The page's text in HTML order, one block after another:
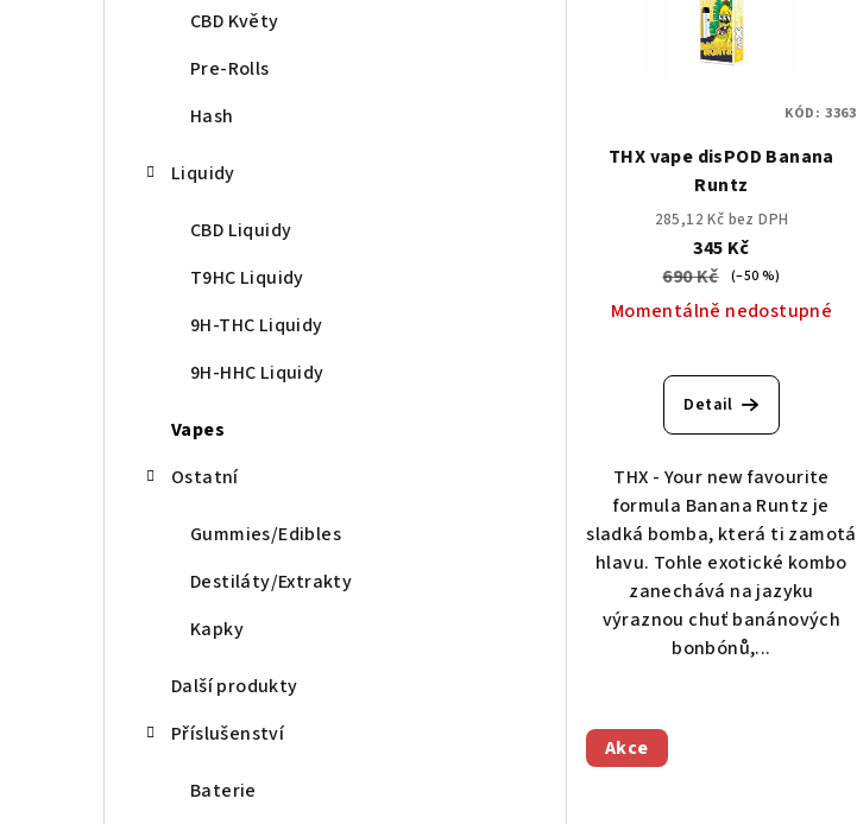
CBD Květy
Pre-Rolls
Hash
Liquidy
CBD Liquidy
T9HC Liquidy
9H-THC Liquidy
9H-HHC Liquidy
Vapes
Ostatní
Gummies/Edibles
Destiláty/Extrakty
Kapky
Další produkty
Příslušenství
Baterie
THX vape disPOD Banana
Runtz
285,12 Kč bez DPH
345 Kč
690 Kč
(–50 %)
Momentálně nedostupné
Detail
THX - Your new favourite
formula Banana Runtz je
sladká bomba, která ti zamotá
hlavu. Tohle exotické kombo
zanechává na jazyku
výraznou chuť banánových
bonbónů,...
KÓD: 3363
Akce